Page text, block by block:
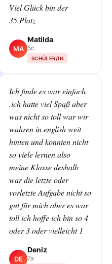
Viel Glück bin der
35.Platz
MA
Matilda
5c
SCHÜLER/IN
Ich finde es war einfach
.ich hatte viel Spaß aber
was nicht so toll war wir
wahren in english weit
hinten und konnten nicht
so viele lernen also
meine Klasse deshalb
war die letzte oder
vorletzte Aufgabe nicht so
gut für mich aber es war
toll ich hoffe ich bin so 4
oder 3 oder vielleicht 1
DE
Deniz
7a